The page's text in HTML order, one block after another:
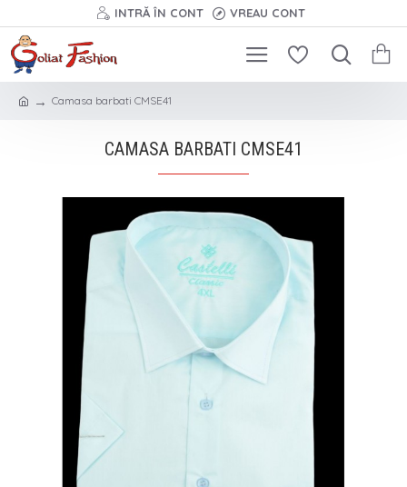
INTRĂ ÎN CONT VREAU CONT
Camasa barbati CMSE41
CAMASA BARBATI CMSE41